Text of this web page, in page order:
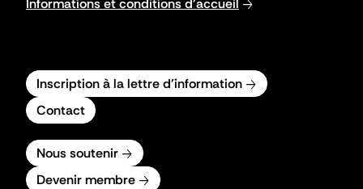
Informations et conditions d'accueil
Inscription à la lettre d'information
Contact
Nous soutenir
Devenir membre